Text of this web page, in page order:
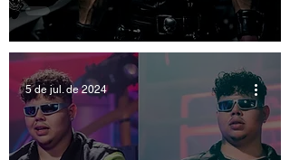
5 de jul. de 2024